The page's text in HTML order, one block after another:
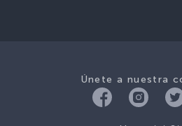
Únete a nuestra